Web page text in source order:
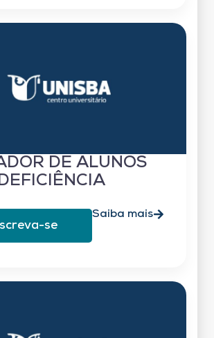
DE ALUNOS
se
Saiba mais